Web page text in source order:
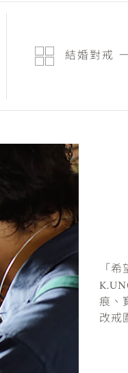
結婚對戒
「
痕、
改戒